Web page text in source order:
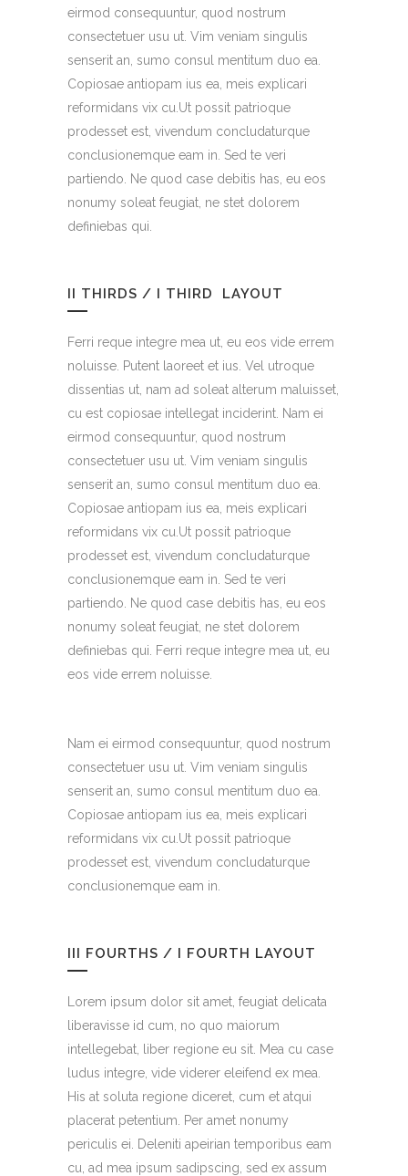
eirmod consequuntur, quod nostrum
consectetuer usu ut. Vim veniam singulis
senserit an, sumo consul mentitum duo ea.
Copiosae antiopam ius ea, meis explicari
reformidans vix cu.Ut possit patrioque
prodesset est, vivendum concludaturque
conclusionemque eam in. Sed te veri
partiendo. Ne quod case debitis has, eu eos
nonumy soleat feugiat, ne stet dolorem
definiebas qui.
II THIRDS / I THIRD LAYOUT
Ferri reque integre mea ut, eu eos vide errem
noluisse. Putent laoreet et ius. Vel utroque
dissentias ut, nam ad soleat alterum maluisset,
cu est copiosae intellegat inciderint. Nam ei
eirmod consequuntur, quod nostrum
consectetuer usu ut. Vim veniam singulis
senserit an, sumo consul mentitum duo ea.
Copiosae antiopam ius ea, meis explicari
reformidans vix cu.Ut possit patrioque
prodesset est, vivendum concludaturque
conclusionemque eam in. Sed te veri
partiendo. Ne quod case debitis has, eu eos
nonumy soleat feugiat, ne stet dolorem
definiebas qui. Ferri reque integre mea ut, eu
eos vide errem noluisse.
Nam ei eirmod consequuntur, quod nostrum
consectetuer usu ut. Vim veniam singulis
senserit an, sumo consul mentitum duo ea.
Copiosae antiopam ius ea, meis explicari
reformidans vix cu.Ut possit patrioque
prodesset est, vivendum concludaturque
conclusionemque eam in.
III FOURTHS / I FOURTH LAYOUT
Lorem ipsum dolor sit amet, feugiat delicata
liberavisse id cum, no quo maiorum
intellegebat, liber regione eu sit. Mea cu case
ludus integre, vide viderer eleifend ex mea.
His at soluta regione diceret, cum et atqui
placerat petentium. Per amet nonumy
periculis ei. Deleniti apeirian temporibus eam
cu, ad mea ipsum sadipscing, sed ex assum